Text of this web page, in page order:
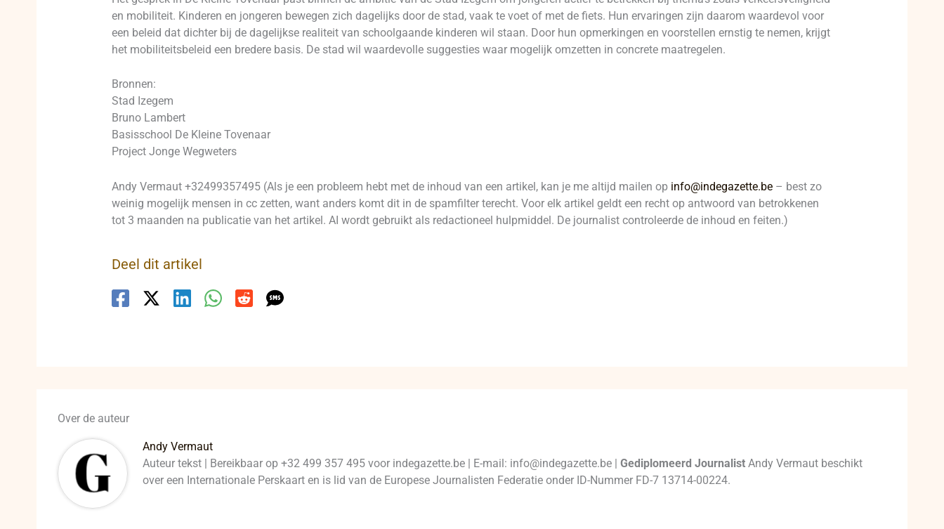
en mobiliteit. Kinderen en jongeren bewegen zich dagelijks door de stad, vaak te voet of met de fiets. Hun ervaringen zijn daarom waardevol voor
een beleid dat dichter bij de dagelijkse realiteit van schoolgaande kinderen wil staan. Door hun opmerkingen en voorstellen ernstig te nemen, krijgt
het mobiliteitsbeleid een bredere basis. De stad wil waardevolle suggesties waar mogelijk omzetten in concrete maatregelen.
Bronnen:
Stad Izegem
Bruno Lambert
Basisschool De Kleine Tovenaar
Project Jonge Wegweters
Andy Vermaut +32499357495 (Als je een probleem hebt met de inhoud van een artikel, kan je me altijd mailen op info@indegazette.be– best zo
weinig mogelijk mensen in cc zetten, want anders komt dit in de spamfilter terecht. Voor elk artikel geldt een recht op antwoord van betrokkenen
tot 3 maanden na publicatie van het artikel. AI wordt gebruikt als redactioneel hulpmiddel. De journalist controleerde de inhoud en feiten.)
Deel dit artikel
Over de auteur
Andy Vermaut
Auteur tekst | Bereikbaar op +32 499 357 495 voor indegazette.be | E-mail: info@indegazette.be |Gediplomeerd Journalist Andy Vermaut beschikt
over een Internationale Perskaart en is lid van de Europese Journalisten Federatie onder ID-Nummer FD-7 13714-00224.